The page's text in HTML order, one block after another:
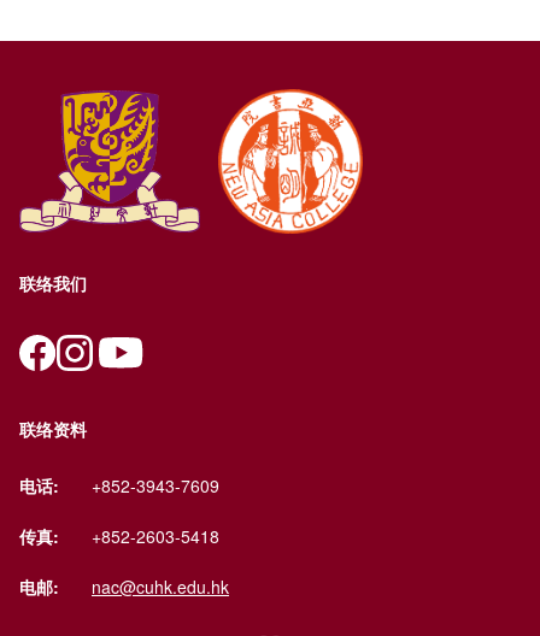
联络我们
联络资料
电话: +852-3943-7609
传真: +852-2603-5418
电邮: nac@cuhk.edu.hk